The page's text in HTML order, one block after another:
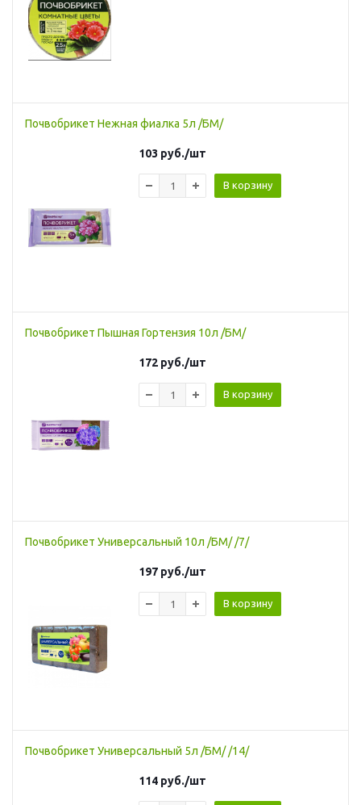
Почвобрикет Нежная фиалка 5л /БМ/
103 руб./шт
В корзину
Почвобрикет Пышная Гортензия 10л /БМ/
172 руб./шт
В корзину
Почвобрикет Универсальный 10л /БМ/ /7/
197 руб./шт
В корзину
Почвобрикет Универсальный 5л /БМ/ /14/
114 руб./шт